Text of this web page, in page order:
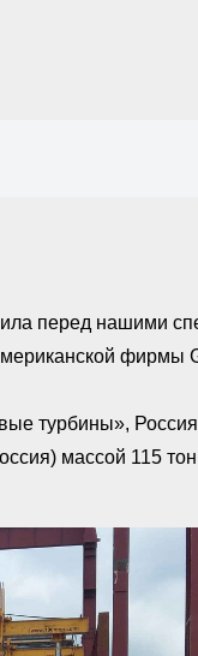
перед нашими
турбины»,
массой 115